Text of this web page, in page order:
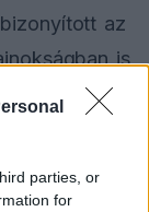
parties, or
for
az
is,
az F1-en